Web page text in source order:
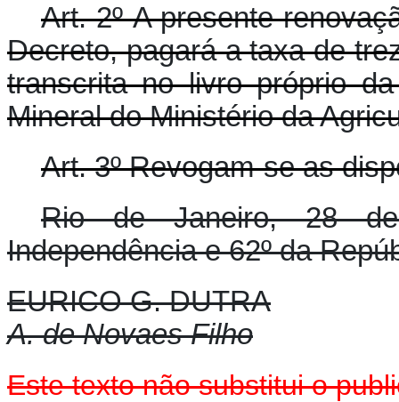
Art. 2º A presente
Decreto, pagará a taxa de
transcrita no livro próprio
Mineral do Ministério da
Art. 3º Revogam-se as
Rio de Janeiro, 28
Independência e 62º da
EURICO G. DUTRA
A. de Novaes Filho
Este textonãosubstitui o